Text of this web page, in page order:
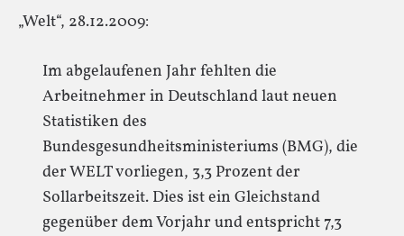
„Welt“, 28.12.2009:
Im abgelaufenen Jahr fehlten die
Arbeitnehmer in Deutschland laut neuen
Statistiken des
Bundesgesundheitsministeriums (BMG), die
der WELT vorliegen, 3,3 Prozent der
Sollarbeitszeit. Dies ist ein Gleichstand
gegenüber dem Vorjahr und entspricht 7,3